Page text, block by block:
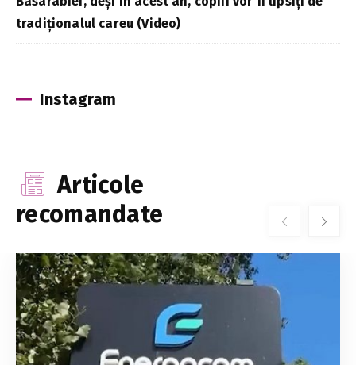
tradiționalul careu (Video)
Instagram
Articole
recomandate